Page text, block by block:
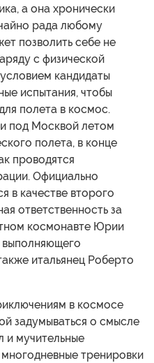
а она хронически
рада любому
позволить себе не
с физической
кандидаты
испытания, чтобы
полета в космос.
под Москвой летом
полета, в конце
проводятся
Официально
в качестве второго
ответственность за
космонавте Юрии
выполняющего
итальянец Роберто
в космосе
задумываться о смысле
и мучительные
тренировки